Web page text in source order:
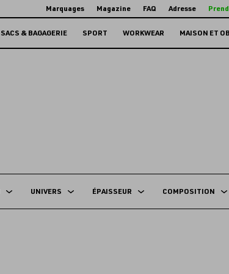
Marquages Magazine FAQ Adresse
SACS & BAGAGERIE SPORT WORKWEAR MAISON ET
UNIVERS ÉPAISSEUR COMPOSITION